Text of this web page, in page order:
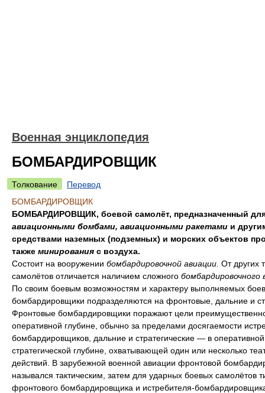
Военная энциклопедия
БОМБАРДИРОВЩИК
Толкование
Перевод
БОМБАРДИРОВЩИК
БОМБАРДИРОВЩИК, боевой самолёт, предназначенный
авиационными бомбами, авиационными ракетами и
средствами наземных (подземных) и морских объектов
также минирования с воздуха.
Состоит на вооружении бомбардировочной авиации. От других
самолётов отличается наличием сложного бомбардировочного
По своим боевым возможностям и характеру выполняемых
бомбардировщики подразделяются на фронтовые, дальние и
Фронтовые бомбардировщики поражают цели
оперативной глубине, обычно за пределами досягаемости
бомбардировщиков, дальние и стратегические — в
стратегической глубине, охватывающей один или несколько
действий. В зарубежной военной авиации фронтовой
назывался тактическим, затем для ударных боевых самолётов
фронтового бомбардировщика и истребителя-